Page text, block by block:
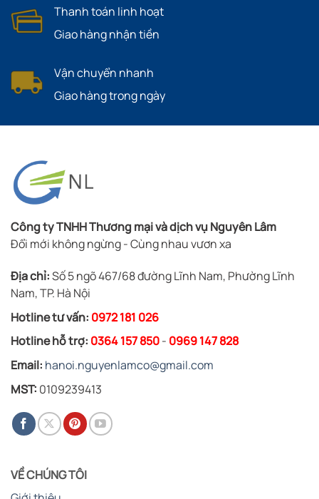
Thanh toán linh hoạt
Giao hàng nhận tiền
Vận chuyển nhanh
Giao hàng trong ngày
Công ty TNHH Thương mại và dịch vụ Nguyên Lâm
Đổi mới không ngừng - Cùng nhau vươn xa
Địa chỉ:Số 5 ngõ 467/68 đường Lĩnh Nam, Phường Lĩnh
Nam, TP. Hà Nội
Hotline tư vấn: 0972 181 026
Hotline hỗ trợ: 0364 157 850- 0969 147 828
Email: hanoi.nguyenlamco@gmail.com
MST: 0109239413
VỀ CHÚNG TÔI